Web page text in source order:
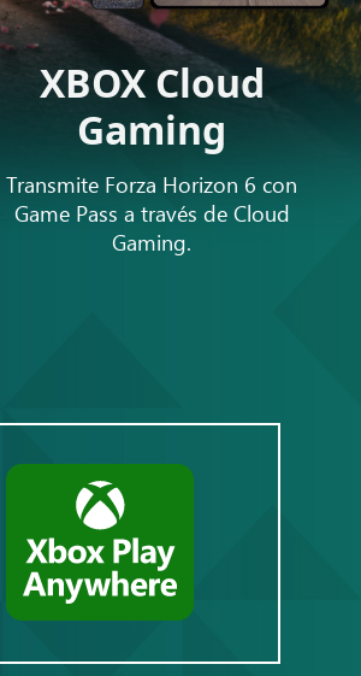
XBOX Cloud
Gaming
Transmite Forza Horizon 6 con
Game Pass a través de Cloud
Gaming.